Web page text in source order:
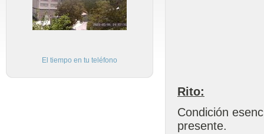
El tiempo en tu teléfono
Rito:
Condición
presente.